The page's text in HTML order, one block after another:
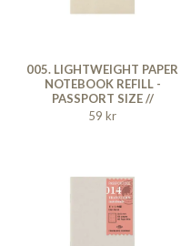
005. LIGHTWEIGHT PAPER
NOTEBOOK REFILL -
PASSPORT SIZE //
TRAVELER'S NOTEBOOK
59 kr